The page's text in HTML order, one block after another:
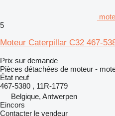
5
Moteur Caterpillar C32 467-
Prix sur demande
Pièces détachées de moteur -
État neuf
467-5380 , 11R-1779
Belgique, Antwerpen
Eincors
Contacter le vendeur